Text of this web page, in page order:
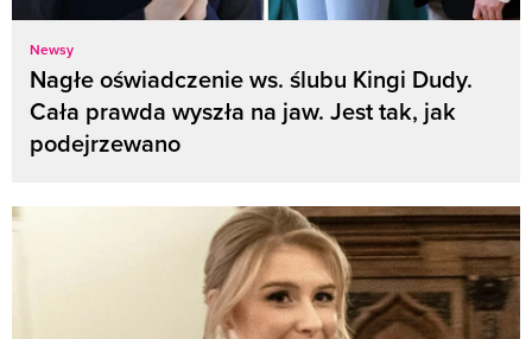
Newsy
Nagłe oświadczenie ws. ślubu Kingi Dudy.
Cała prawda wyszła na jaw. Jest tak, jak
podejrzewano